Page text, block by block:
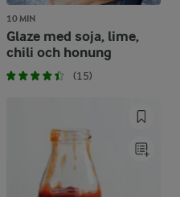
10 MIN
Glaze med soja, lime,
chili och honung
(15)